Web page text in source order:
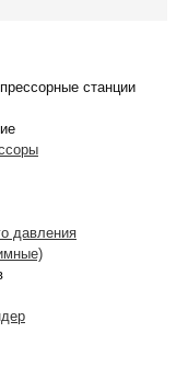
станции
давления